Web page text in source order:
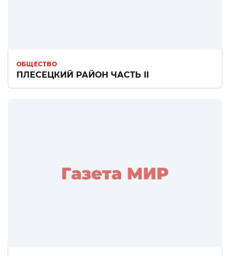
ОБЩЕСТВО
ПЛЕСЕЦКИЙ РАЙОН ЧАСТЬ II